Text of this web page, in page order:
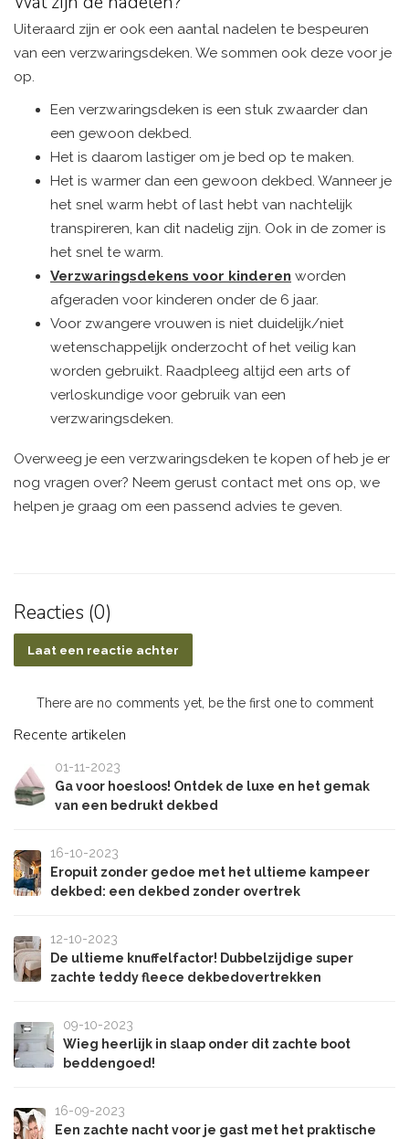
Uiteraard zijn er ook een aantal nadelen te bespeuren
van een verzwaringsdeken. We sommen ook deze voor je
op.
Een verzwaringsdeken is een stuk zwaarder dan
een gewoon dekbed.
Het is daarom lastiger om je bed op te maken.
Het is warmer dan een gewoon dekbed. Wanneer je
het snel warm hebt of last hebt van nachtelijk
transpireren, kan dit nadelig zijn. Ook in de zomer is
het snel te warm.
Verzwaringsdekens voor kinderen worden
afgeraden voor kinderen onder de 6 jaar.
Voor zwangere vrouwen is niet duidelijk/niet
wetenschappelijk onderzocht of het veilig kan
worden gebruikt. Raadpleeg altijd een arts of
verloskundige voor gebruik van een
verzwaringsdeken.
Overweeg je een verzwaringsdeken te kopen of heb je er
nog vragen over? Neem gerust contact met ons op, we
helpen je graag om een passend advies te geven.
Reacties (0)
Laat een reactie achter
There are no comments yet, be the first one to comment
Recente artikelen
01-11-2023
Ga voor hoesloos! Ontdek de luxe en het gemak
van een bedrukt dekbed
16-10-2023
Eropuit zonder gedoe met het ultieme kampeer
dekbed: een dekbed zonder overtrek
12-10-2023
De ultieme knuffelfactor! Dubbelzijdige super
zachte teddy fleece dekbedovertrekken
09-10-2023
Wieg heerlijk in slaap onder dit zachte boot
beddengoed!
16-09-2023
Een zachte nacht voor je gast met het praktische